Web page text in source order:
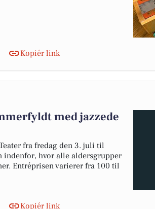
Kopiér link
med jazzede
fra fredag den 3. juli til
indenfor, hvor alle aldersgrupper
Entréprisen varierer fra 100 til
Kopiér link